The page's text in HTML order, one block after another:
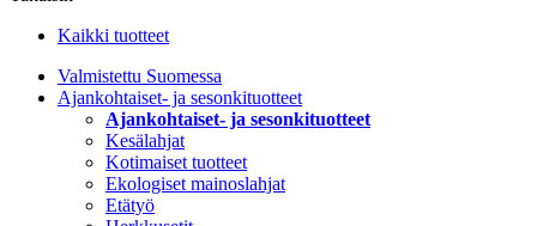
Kaikki tuotteet
Valmistettu Suomessa
Ajankohtaiset- ja sesonkituotteet
Ajankohtaiset- ja sesonkituotteet
Kesälahjat
Kotimaiset tuotteet
Ekologiset mainoslahjat
Etätyö